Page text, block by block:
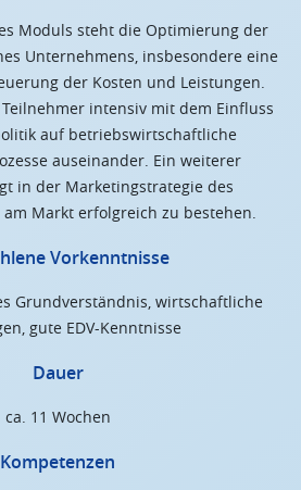
Moduls steht die Optimierung der
Unternehmens, insbesondere eine
der Kosten und Leistungen.
intensiv mit dem Einfluss
auf betriebswirtschaftliche
auseinander. Ein weiterer
in der Marketingstrategie des
Markt erfolgreich zu bestehen.
Vorkenntnisse
Grundverständnis, wirtschaftliche
gute EDV-Kenntnisse
Dauer
ca. 11 Wochen
Kompetenzen